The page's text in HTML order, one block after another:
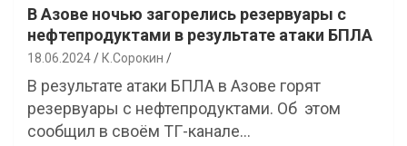
В Азове ночью загорелись резервуары с
нефтепродуктами в результате атаки БПЛА
18.06.2024 К.Сорокин
В результате атаки БПЛА в Азове горят
резервуары с нефтепродуктами. Об этом
сообщил в своём ТГ-канале…